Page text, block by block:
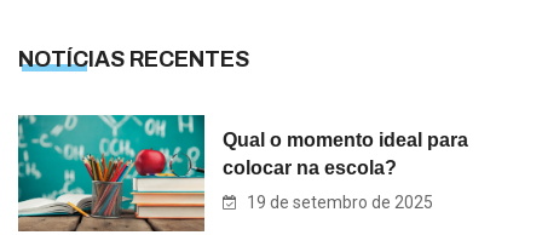
NOTÍCIAS RECENTES
Qual o momento ideal para
colocar na escola?
19 de setembro de 2025